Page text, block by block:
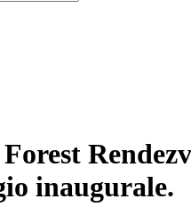
inaugurale.